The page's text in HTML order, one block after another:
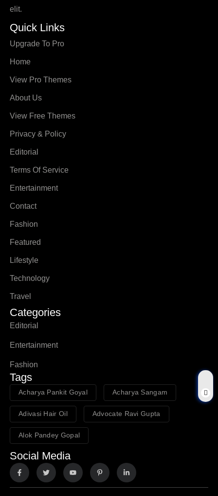
elit.
Quick Links
Upgrade To Pro
Home
View Pro Themes
About Us
View Free Themes
Privacy & Policy
Editorial
Terms Of Service
Entertainment
Contact
Fashion
Featured
Lifestyle
Technology
Travel
Categories
Editorial
Entertainment
Fashion
Tags
Acharya Pankit Goyal Acharya Sangam
Adivasi Hair Oil Advocate Ravi Gupta
Alok Pandey Gopal
Social Media